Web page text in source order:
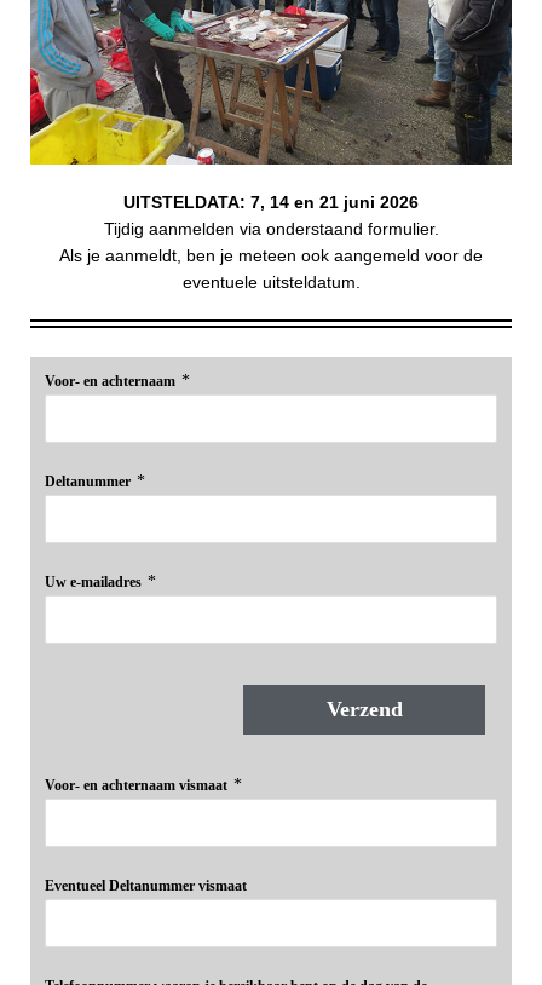
UITSTELDATA: 7, 14 en 21 juni 2026
Tijdig aanmelden via onderstaand formulier.
Als je aanmeldt, ben je meteen ook aangemeld voor de
eventuele uitsteldatum.
Voor- en achternaam *
Deltanummer *
Uw e-mailadres *
Verzend
Voor- en achternaam vismaat *
Eventueel Deltanummer vismaat